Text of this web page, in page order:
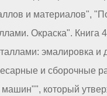
и материалов",
Окраска". Книга
эмалировка и
и сборочные
машин"", который